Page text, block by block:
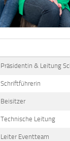
Präsidentin & Leitung
Schriftführerin
Beisitzer
Technische Leitung
Leiter Eventteam